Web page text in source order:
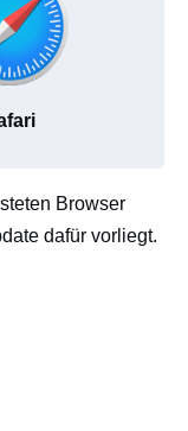
Browser
dafür vorliegt.